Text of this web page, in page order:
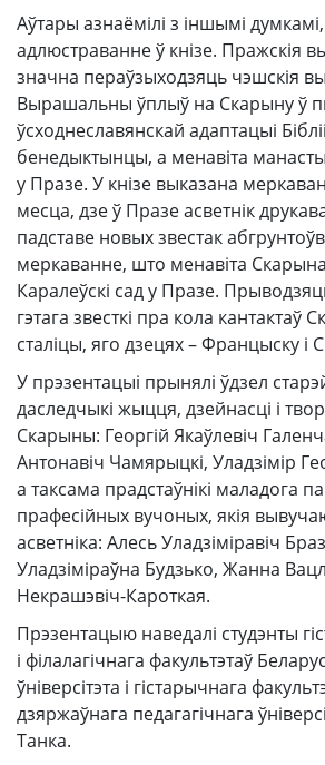
Аўтары азнаёмілі з іншымі
адлюстраванне ў кнізе. Пражскія
значна пераўзыходзяць чэшскія
Вырашальны ўплыў на Скарыну ў
ўсходнеславянскай адаптацыі
бенедыктынцы, а менавіта
у Празе. У кнізе выказана
месца, дзе ў Празе асветнік
падставе новых звестак
меркаванне, што менавіта
Каралеўскі сад у Празе.
гэтага звесткі пра кола кантактаў
сталіцы, яго дзецях – Францыску і
У прэзентацыі прынялі ўдзел
даследчыкі жыцця, дзейнасці і
Скарыны: Георгій Якаўлевіч
Антонавіч Чамярыцкі, Уладзімір
а таксама прадстаўнікі маладога
прафесійных вучоных, якія
асветніка: Алесь Уладзіміравіч
Уладзіміраўна Будзько, Жанна
Некрашэвіч-Кароткая.
Прэзентацыю наведалі студэнты
і філалагічнага факультэтаў
ўніверсітэта і гістарычнага
дзяржаўнага педагагічнага
Танка.